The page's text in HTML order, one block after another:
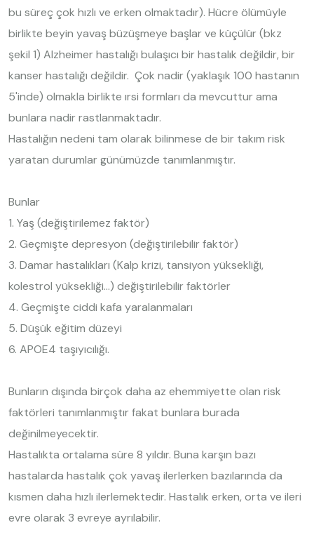
bu süreç çok hızlı ve erken olmaktadır). Hücre ölümüyle
birlikte beyin yavaş büzüşmeye başlar ve küçülür (bkz
şekil 1) Alzheimer hastalığı bulaşıcı bir hastalık değildir, bir
kanser hastalığı değildir. Çok nadir (yaklaşık 100 hastanın
5'inde) olmakla birlikte ırsi formları da mevcuttur ama
bunlara nadir rastlanmaktadır.
Hastalığın nedeni tam olarak bilinmese de bir takım risk
yaratan durumlar günümüzde tanımlanmıştır.
Bunlar
1. Yaş (değiştirilemez faktör)
2. Geçmişte depresyon (değiştirilebilir faktör)
3. Damar hastalıkları (Kalp krizi, tansiyon yüksekliği,
kolestrol yüksekliği...) değiştirilebilir faktörler
4. Geçmişte ciddi kafa yaralanmaları
5. Düşük eğitim düzeyi
6. APOE4 taşıyıcılığı.
Bunların dışında birçok daha az ehemmiyette olan risk
faktörleri tanımlanmıştır fakat bunlara burada
değinilmeyecektir.
Hastalıkta ortalama süre 8 yıldır. Buna karşın bazı
hastalarda hastalık çok yavaş ilerlerken bazılarında da
kısmen daha hızlı ilerlemektedir. Hastalık erken, orta ve ileri
evre olarak 3 evreye ayrılabilir.